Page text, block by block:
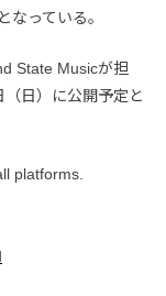
なっている。
State Musicが担
日）に公開予定と
platforms.